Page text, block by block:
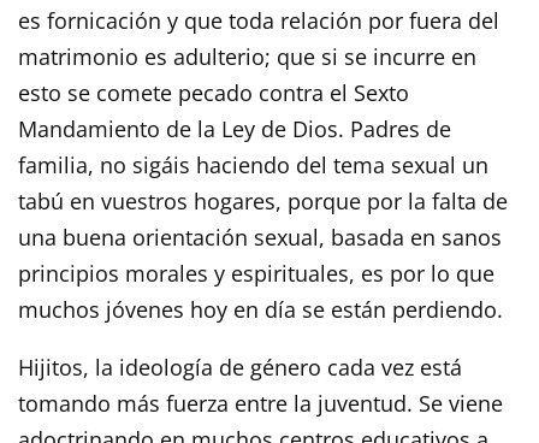
es fornicación y que toda relación por fuera del
matrimonio es adulterio; que si se incurre en
esto se comete pecado contra el Sexto
Mandamiento de la Ley de Dios. Padres de
familia, no sigáis haciendo del tema sexual un
tabú en vuestros hogares, porque por la falta de
una buena orientación sexual, basada en sanos
principios morales y espirituales, es por lo que
muchos jóvenes hoy en día se están perdiendo.
Hijitos, la ideología de género cada vez está
tomando más fuerza entre la juventud. Se viene